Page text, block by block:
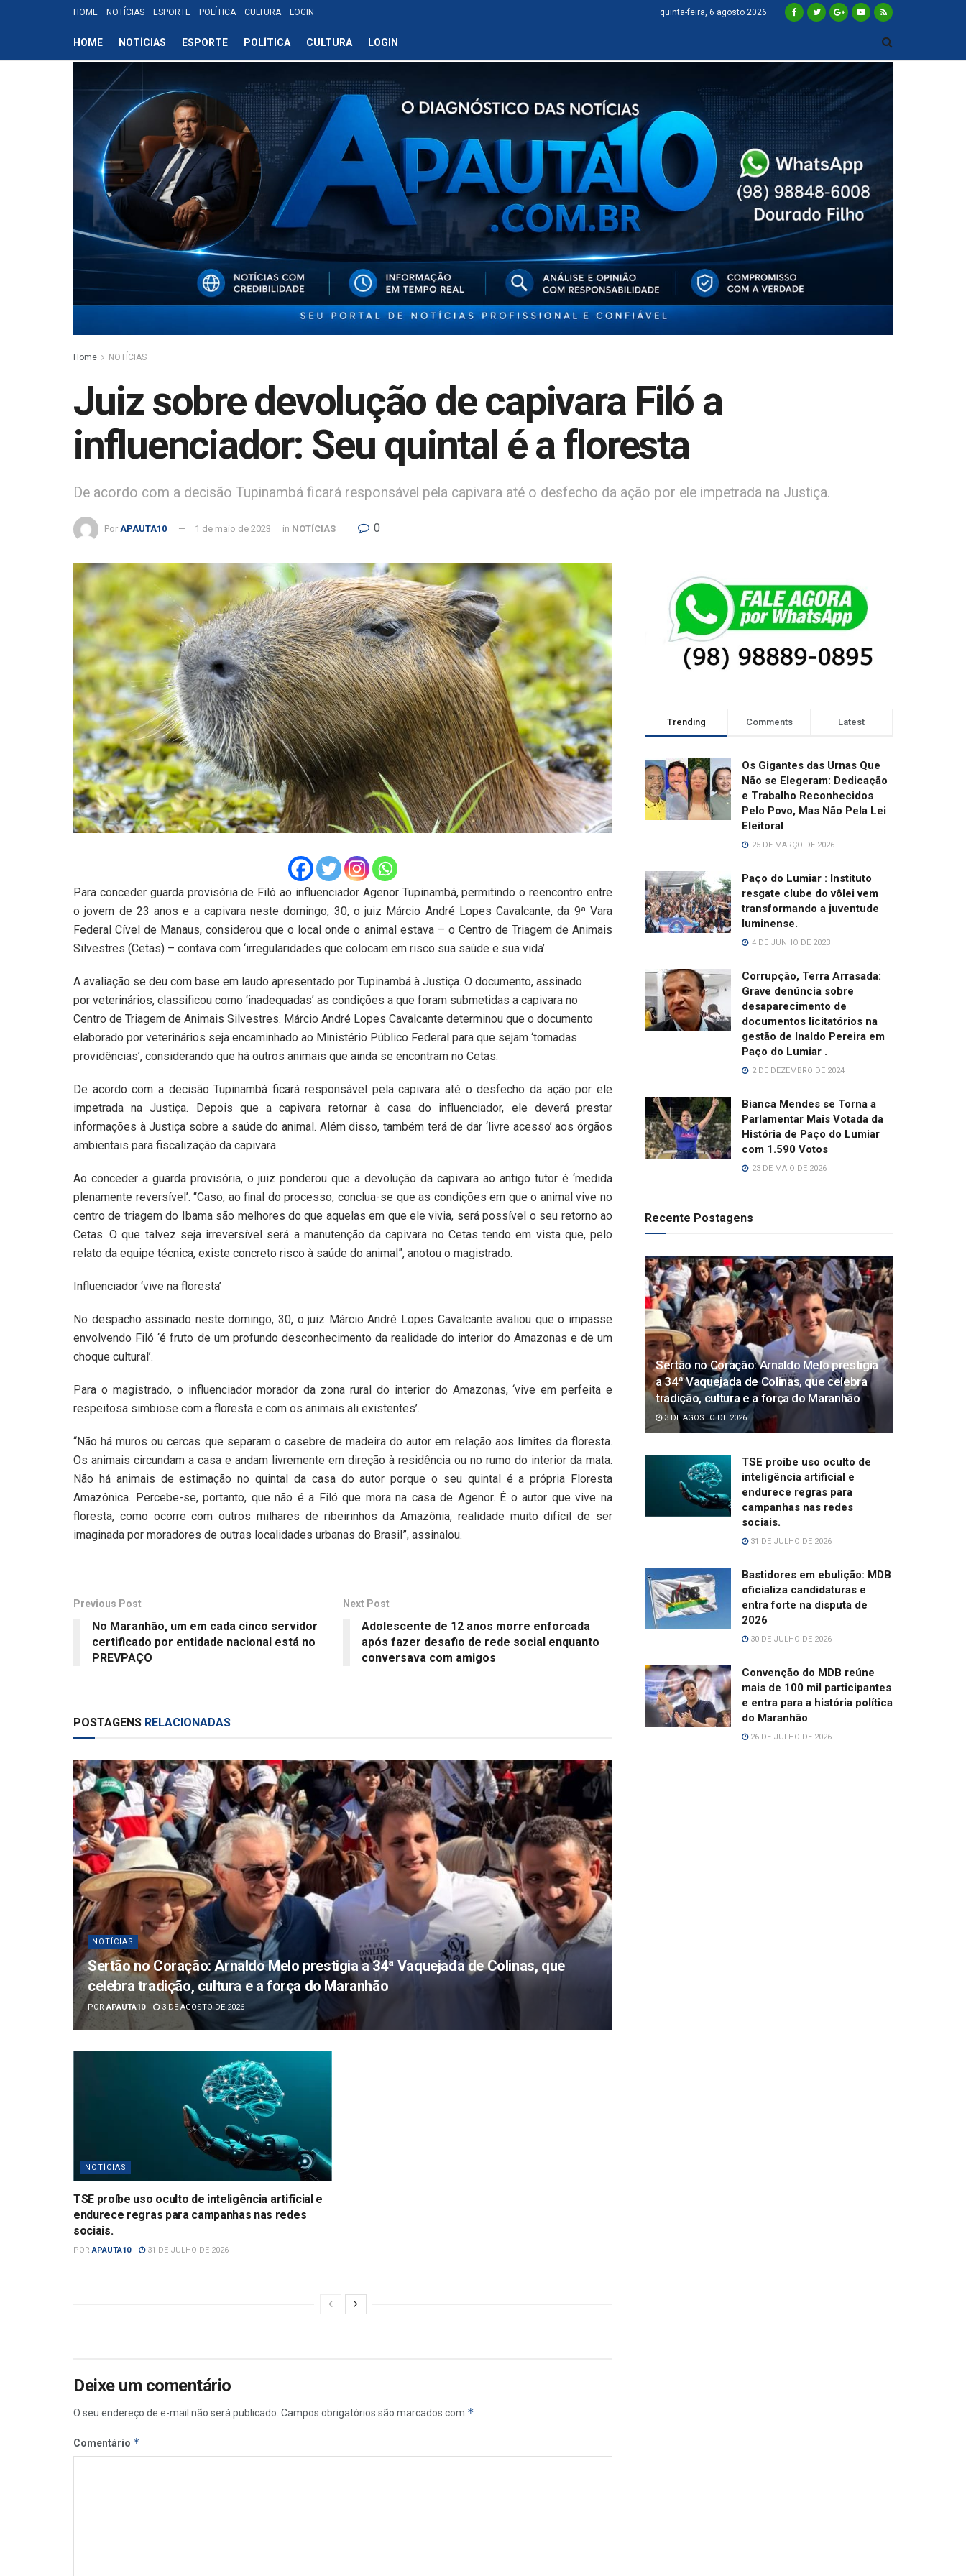
HOME NOTÍCIAS ESPORTE POLÍTICA CULTURA LOGIN quinta-feira, 6 agosto 2026
HOME NOTÍCIAS ESPORTE POLÍTICA CULTURA LOGIN
Home NOTÍCIAS
Juiz sobre devolução de capivara Filó a
influenciador: Seu quintal é a floresta
De acordo com a decisão Tupinambá ficará responsável pela capivara até o desfecho da ação por ele impetrada na Justiça.
Por APAUTA10 1 de maio de 2023 in NOTÍCIAS 0
Para conceder guarda provisória de Filó ao influenciador Agenor Tupinambá, permitindo o reencontro entre
o jovem de 23 anos e a capivara neste domingo, 30, o juiz Márcio André Lopes Cavalcante, da 9ª Vara
Federal Cível de Manaus, considerou que o local onde o animal estava – o Centro de Triagem de Animais
Silvestres (Cetas) – contava com ‘irregularidades que colocam em risco sua saúde e sua vida’.
A avaliação se deu com base em laudo apresentado por Tupinambá à Justiça. O documento, assinado
por veterinários, classificou como ‘inadequadas’ as condições a que foram submetidas a capivara no
Centro de Triagem de Animais Silvestres. Márcio André Lopes Cavalcante determinou que o documento
elaborado por veterinários seja encaminhado ao Ministério Público Federal para que sejam ‘tomadas
providências’, considerando que há outros animais que ainda se encontram no Cetas.
De acordo com a decisão Tupinambá ficará responsável pela capivara até o desfecho da ação por ele
impetrada na Justiça. Depois que a capivara retornar à casa do influenciador, ele deverá prestar
informações à Justiça sobre a saúde do animal. Além disso, também terá de dar ‘livre acesso’ aos órgãos
ambientais para fiscalização da capivara.
Ao conceder a guarda provisória, o juiz ponderou que a devolução da capivara ao antigo tutor é ‘medida
plenamente reversível’. “Caso, ao final do processo, conclua-se que as condições em que o animal vive no
centro de triagem do Ibama são melhores do que aquelas em que ele vivia, será possível o seu retorno ao
Cetas. O que talvez seja irreversível será a manutenção da capivara no Cetas tendo em vista que, pelo
relato da equipe técnica, existe concreto risco à saúde do animal”, anotou o magistrado.
Influenciador ‘vive na floresta’
No despacho assinado neste domingo, 30, o juiz Márcio André Lopes Cavalcante avaliou que o impasse
envolvendo Filó ‘é fruto de um profundo desconhecimento da realidade do interior do Amazonas e de um
choque cultural’.
Para o magistrado, o influenciador morador da zona rural do interior do Amazonas, ‘vive em perfeita e
respeitosa simbiose com a floresta e com os animais ali existentes’.
“Não há muros ou cercas que separam o casebre de madeira do autor em relação aos limites da floresta.
Os animais circundam a casa e andam livremente em direção à residência ou no rumo do interior da mata.
Não há animais de estimação no quintal da casa do autor porque o seu quintal é a própria Floresta
Amazônica. Percebe-se, portanto, que não é a Filó que mora na casa de Agenor. É o autor que vive na
floresta, como ocorre com outros milhares de ribeirinhos da Amazônia, realidade muito difícil de ser
imaginada por moradores de outras localidades urbanas do Brasil”, assinalou.
Previous Post
No Maranhão, um em cada cinco servidor
certificado por entidade nacional está no
PREVPAÇO
Next Post
Adolescente de 12 anos morre enforcada
após fazer desafio de rede social enquanto
conversava com amigos
POSTAGENS RELACIONADAS
NOTÍCIAS
Sertão no Coração: Arnaldo Melo prestigia a 34ª Vaquejada de Colinas, que
celebra tradição, cultura e a força do Maranhão
POR APAUTA10 3 DE AGOSTO DE 2026
NOTÍCIAS
TSE proíbe uso oculto de inteligência artificial e
endurece regras para campanhas nas redes
sociais.
POR APAUTA10 31 DE JULHO DE 2026
Deixe um comentário
O seu endereço de e-mail não será publicado. Campos obrigatórios são marcados com *
Comentário *
Trending Comments Latest
Os Gigantes das Urnas Que
Não se Elegeram: Dedicação
e Trabalho Reconhecidos
Pelo Povo, Mas Não Pela Lei
Eleitoral
25 DE MARÇO DE 2026
Paço do Lumiar : Instituto
resgate clube do vôlei vem
transformando a juventude
luminense.
4 DE JUNHO DE 2023
Corrupção, Terra Arrasada:
Grave denúncia sobre
desaparecimento de
documentos licitatórios na
gestão de Inaldo Pereira em
Paço do Lumiar .
2 DE DEZEMBRO DE 2024
Bianca Mendes se Torna a
Parlamentar Mais Votada da
História de Paço do Lumiar
com 1.590 Votos
23 DE MAIO DE 2026
Recente Postagens
Sertão no Coração: Arnaldo Melo prestigia
a 34ª Vaquejada de Colinas, que celebra
tradição, cultura e a força do Maranhão
3 DE AGOSTO DE 2026
TSE proíbe uso oculto de
inteligência artificial e
endurece regras para
campanhas nas redes
sociais.
31 DE JULHO DE 2026
Bastidores em ebulição: MDB
oficializa candidaturas e
entra forte na disputa de
2026
30 DE JULHO DE 2026
Convenção do MDB reúne
mais de 100 mil participantes
e entra para a história política
do Maranhão
26 DE JULHO DE 2026